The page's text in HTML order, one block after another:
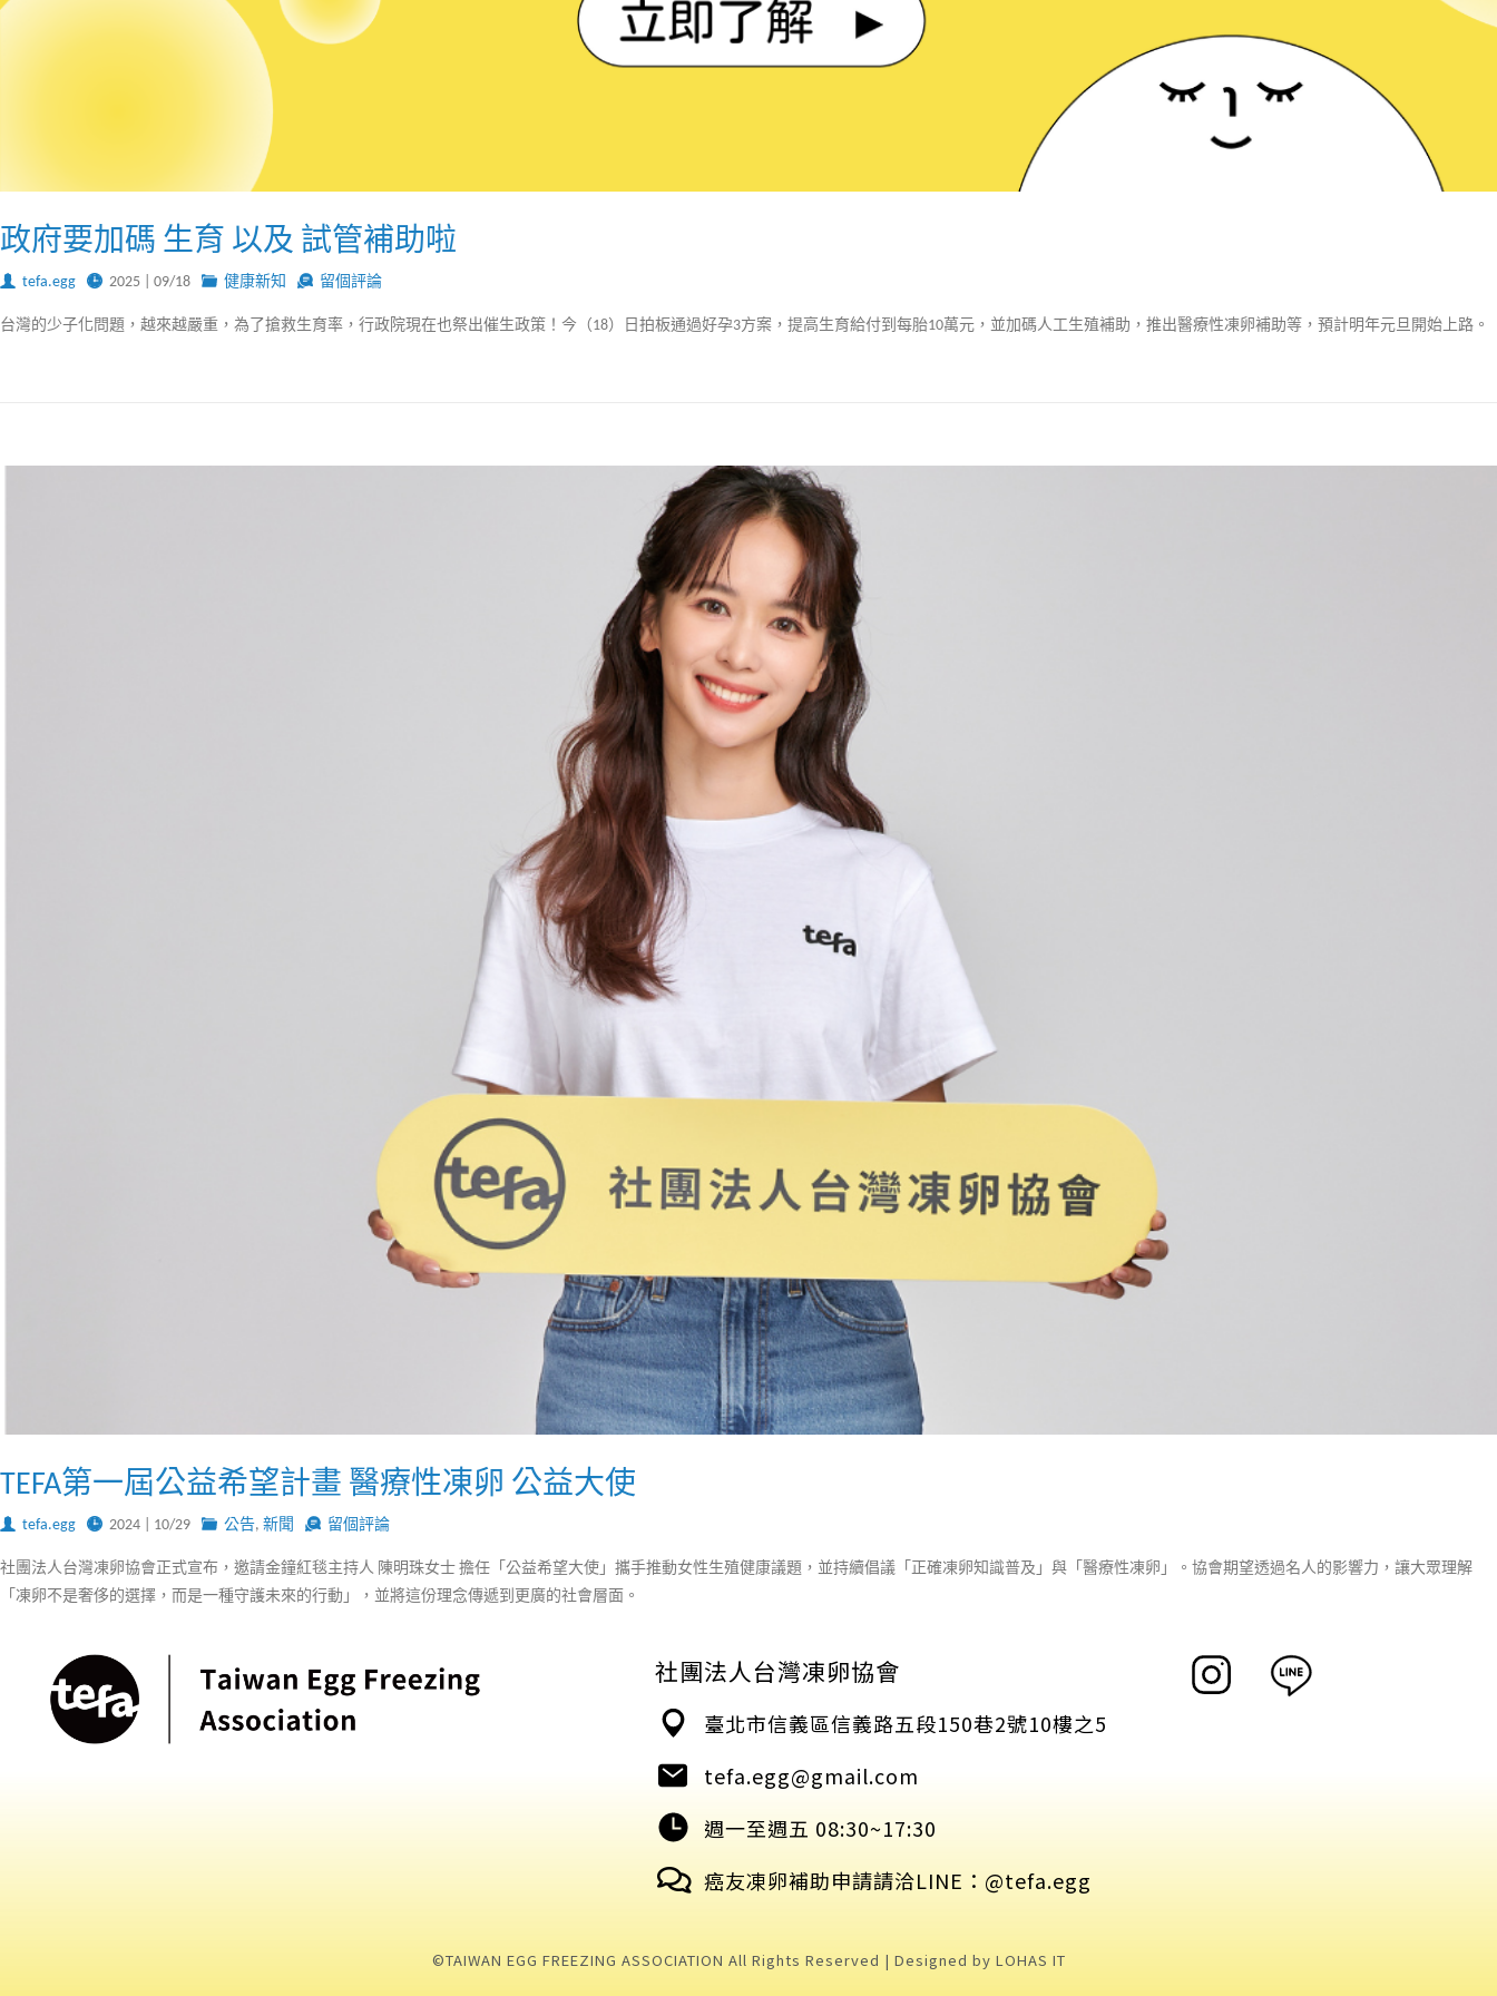
政府要加碼 生育 以及 試管補助啦
tefa.egg 2025 | 09/18 健康新知 留個評論
台灣的少子化問題，越來越嚴重，為了搶救生育率，行政院現在也祭出催生政策！今（18）日拍板通過好孕3方案，提高生育給付到每胎10萬元，並加碼人工生殖補助，推出醫療性凍卵補助等，預計明年元旦開始上路。
TEFA第一屆公益希望計畫 醫療性凍卵 公益大使
tefa.egg 2024 | 10/29 公告, 新聞 留個評論
社團法人台灣凍卵協會正式宣布，邀請金鐘紅毯主持人 陳明珠女士 擔任「公益希望大使」攜手推動女性生殖健康議題，並持續倡議「正確凍卵知識普及」與「醫療性凍卵」。協會期望透過名人的影響力，讓大眾理解
「凍卵不是奢侈的選擇，而是一種守護未來的行動」，並將這份理念傳遞到更廣的社會層面。
社團法人台灣凍卵協會
臺北市信義區信義路五段150巷2號10樓之5
tefa.egg@gmail.com
週一至週五 08:30~17:30
癌友凍卵補助申請請洽LINE：@tefa.egg
©TAIWAN EGG FREEZING ASSOCIATION All Rights Reserved | Designed by LOHAS IT